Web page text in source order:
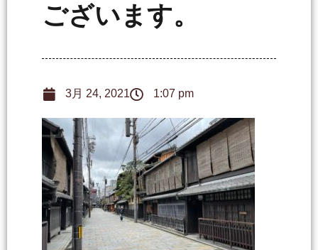
ございます。
3月 24, 2021 1:07 pm